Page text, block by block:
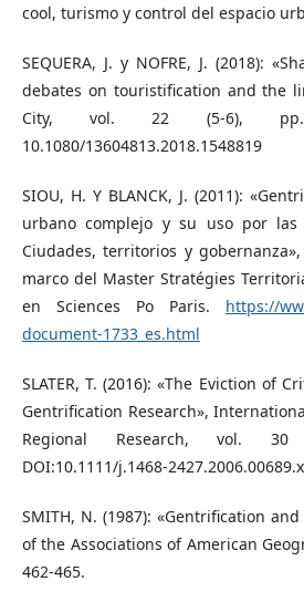
cool, turismo y control del espacio
SEQUERA, J. y NOFRE, J. (2018):
debates on touristification and the
City, vol. 22 (5-6), pp.
10.1080/13604813.2018.1548819
SIOU, H. Y BLANCK, J. (2011):
urbano complejo y su uso por las
Ciudades, territorios y
marco del Master Stratégies
en Sciences Po Paris. https://
document-1733_es.html
SLATER, T. (2016): «The Eviction of
Gentrification Research»,
Regional Research, vol.
DOI:10.1111/j.1468-2427.2006.00689.x
SMITH, N. (1987): «Gentrification
of the Associations of American
462-465.